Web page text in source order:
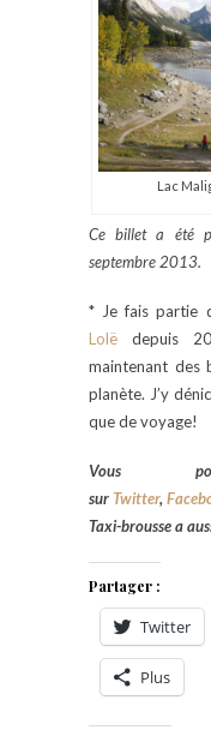
Lac
Ce billet a été
septembre 2013.
* Je fais partie
Lolëdepuis
maintenant des
planète. J’y
que de voyage!
Vous
sur Twitter,
Taxi-brousse a
Partager :
Twitter
Plus